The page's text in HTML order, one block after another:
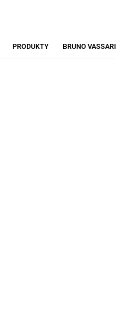
PRODUKTY BRUNO VASSARI